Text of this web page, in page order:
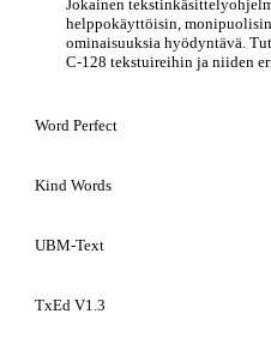
Jokainen
helppokäyttöisin,
ominaisuuksia hyödyntävä.
C-128 tekstuireihin ja niiden
Word Perfect
Kind Words
UBM-Text
TxEd V1.3